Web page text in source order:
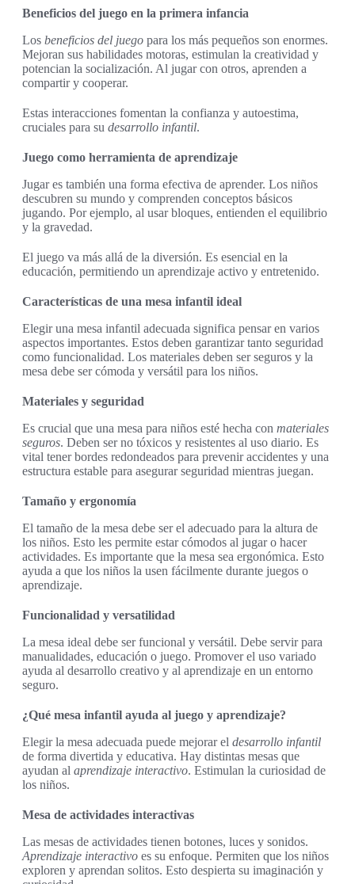
Beneficios del juego en la primera infancia
Los beneficios del juego para los más pequeños son enormes.
Mejoran sus habilidades motoras, estimulan la creatividad y
potencian la socialización. Al jugar con otros, aprenden a
compartir y cooperar.
Estas interacciones fomentan la confianza y autoestima,
cruciales para su desarrollo infantil.
Juego como herramienta de aprendizaje
Jugar es también una forma efectiva de aprender. Los niños
descubren su mundo y comprenden conceptos básicos
jugando. Por ejemplo, al usar bloques, entienden el equilibrio
y la gravedad.
El juego va más allá de la diversión. Es esencial en la
educación, permitiendo un aprendizaje activo y entretenido.
Características de una mesa infantil ideal
Elegir una mesa infantil adecuada significa pensar en varios
aspectos importantes. Estos deben garantizar tanto seguridad
como funcionalidad. Los materiales deben ser seguros y la
mesa debe ser cómoda y versátil para los niños.
Materiales y seguridad
Es crucial que una mesa para niños esté hecha con materiales
seguros. Deben ser no tóxicos y resistentes al uso diario. Es
vital tener bordes redondeados para prevenir accidentes y una
estructura estable para asegurar seguridad mientras juegan.
Tamaño y ergonomía
El tamaño de la mesa debe ser el adecuado para la altura de
los niños. Esto les permite estar cómodos al jugar o hacer
actividades. Es importante que la mesa sea ergonómica. Esto
ayuda a que los niños la usen fácilmente durante juegos o
aprendizaje.
Funcionalidad y versatilidad
La mesa ideal debe ser funcional y versátil. Debe servir para
manualidades, educación o juego. Promover el uso variado
ayuda al desarrollo creativo y al aprendizaje en un entorno
seguro.
¿Qué mesa infantil ayuda al juego y aprendizaje?
Elegir la mesa adecuada puede mejorar el desarrollo infantil
de forma divertida y educativa. Hay distintas mesas que
ayudan al aprendizaje interactivo. Estimulan la curiosidad de
los niños.
Mesa de actividades interactivas
Las mesas de actividades tienen botones, luces y sonidos.
Aprendizaje interactivo es su enfoque. Permiten que los niños
exploren y aprendan solitos. Esto despierta su imaginación y